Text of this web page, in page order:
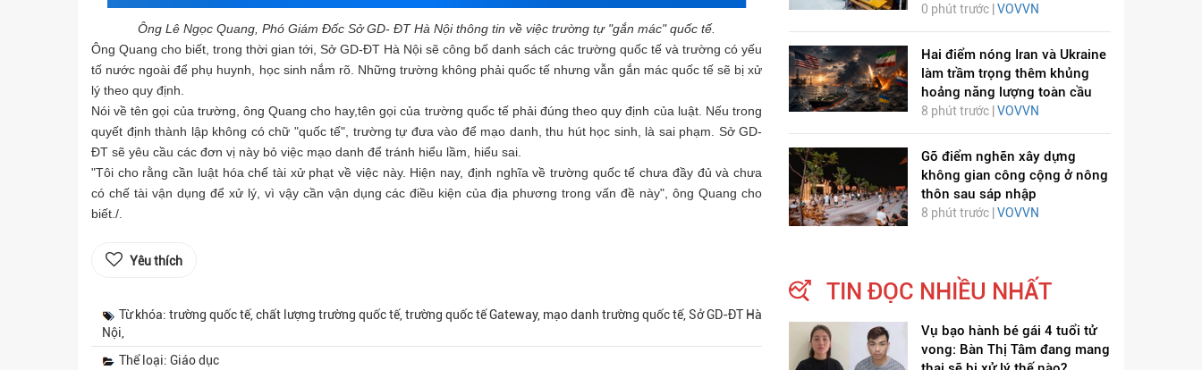
Ông Lê Ngọc Quang, Phó Giám Đốc Sở GD- ĐT Hà Nội thông tin về việc trường tự "gắn mác" quốc tế.
Ông Quang cho biết, trong thời gian tới, Sở GD-ĐT Hà Nội sẽ công bố danh sách các trường quốc tế và trường có yếu
tố nước ngoài để phụ huynh, học sinh nắm rõ. Những trường không phải quốc tế nhưng vẫn gắn mác quốc tế sẽ bị xử
lý theo quy định.
Nói về tên gọi của trường, ông Quang cho hay,tên gọi của trường quốc tế phải đúng theo quy định của luật. Nếu trong
quyết định thành lập không có chữ "quốc tế", trường tự đưa vào để mạo danh, thu hút học sinh, là sai phạm. Sở GD-
ĐT sẽ yêu cầu các đơn vị này bỏ việc mạo danh để tránh hiểu lầm, hiểu sai.
"Tôi cho rằng cần luật hóa chế tài xử phạt về việc này. Hiện nay, định nghĩa về trường quốc tế chưa đầy đủ và chưa
có chế tài vận dụng để xử lý, vì vậy cần vận dụng các điều kiện của địa phương trong vấn đề này", ông Quang cho
biết./.
Yêu thích
Từ khóa: trường quốc tế, chất lượng trường quốc tế, trường quốc tế Gateway, mạo danh trường quốc tế, Sở GD-ĐT Hà
Nội,
Thể loại: Giáo dục
0 phút trước | VOVVN
Hai điểm nóng Iran và Ukraine
làm trầm trọng thêm khủng
hoảng năng lượng toàn cầu
8 phút trước | VOVVN
Gỡ điểm nghẽn xây dựng
không gian công cộng ở nông
thôn sau sáp nhập
8 phút trước | VOVVN
TIN ĐỌC NHIỀU NHẤT
Vụ bạo hành bé gái 4 tuổi tử
vong: Bàn Thị Tâm đang mang